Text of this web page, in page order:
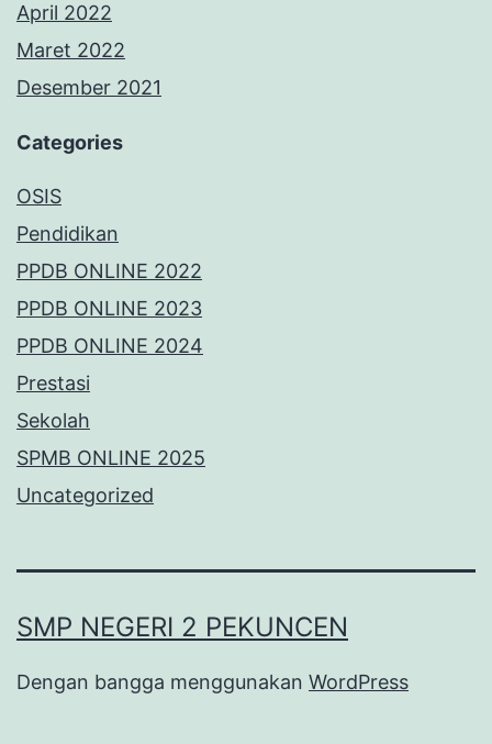
April 2022
Maret 2022
Desember 2021
Categories
OSIS
Pendidikan
PPDB ONLINE 2022
PPDB ONLINE 2023
PPDB ONLINE 2024
Prestasi
Sekolah
SPMB ONLINE 2025
Uncategorized
SMP NEGERI 2 PEKUNCEN
Dengan bangga menggunakan WordPress